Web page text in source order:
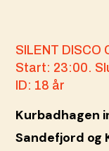
SILENT DISCO
Start: 23:00.
ID: 18 år
Kurbadhagen
Sandefjord og